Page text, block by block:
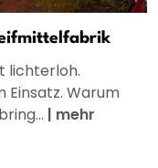
lichterloh.
Einsatz. Warum
| mehr